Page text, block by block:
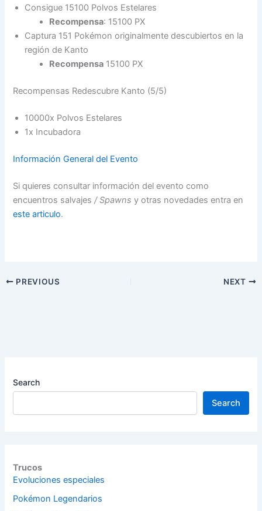
Consigue 15100 Polvos Estelares
Recompensa: 15100 PX
Captura 151 Pokémon originalmente descubiertos en la
región de Kanto
Recompensa 15100 PX
Recompensas Redescubre Kanto (5/5)
10000x Polvos Estelares
1x Incubadora
Información General del Evento
Si quieres consultar información del evento como
encuentros salvajes / Spawns y otras novedades entra en
este articulo.
PREVIOUS NEXT
Search
Search
Trucos
Evoluciones especiales
Pokémon Legendarios